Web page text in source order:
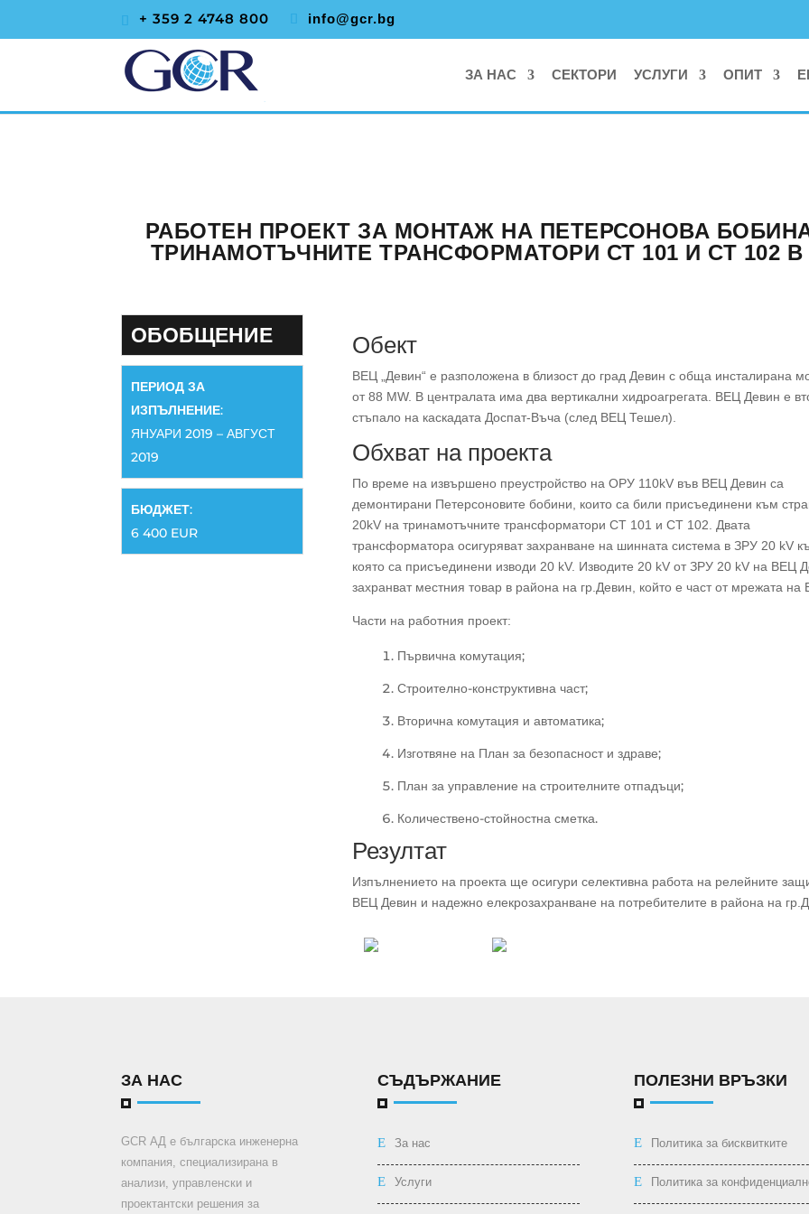
+ 359 2 4748 800 info@gcr.bg
ЗА НАС СЕКТОРИ УСЛУГИ ОПИТ
РАБОТЕН ПРОЕКТ ЗА МОНТАЖ НА ПЕТЕРСОНОВА
ТРИНАМОТЪЧНИТЕ ТРАНСФОРМАТОРИ СТ 101 И СТ 102
ОБОБЩЕНИЕ
ПЕРИОД ЗА
ИЗПЪЛНЕНИЕ:
ЯНУАРИ 2019 – АВГУСТ
2019
БЮДЖЕТ:
6 400 EUR
Обект
ВЕЦ „Девин“ е разположена в близост до град Девин с обща инсталирана
от 88 MW. В централата има два вертикални хидроагрегата. ВЕЦ Девин е
стъпало на каскадата Доспат-Въча (след ВЕЦ Тешел).
Обхват на проекта
По време на извършено преустройство на ОРУ 110kV във ВЕЦ Девин са
демонтирани Петерсоновите бобини, които са били присъединени към
20kV на тринамотъчните трансформатори СТ 101 и СТ 102. Двата
трансформатора осигуряват захранване на шинната система в ЗРУ 20 kV
която са присъединени изводи 20 kV. Изводите 20 kV от ЗРУ 20 kV на ВЕЦ
захранват местния товар в района на гр.Девин, който е част от мрежата на
Части на работния проект:
Първична комутация;
Строително-конструктивна част;
Вторична комутация и автоматика;
Изготвяне на План за безопасност и здраве;
План за управление на строителните отпадъци;
Количествено-стойностна сметка.
Резултат
Изпълнението на проекта ще осигури селективна работа на релейните
ВЕЦ Девин и надежно елекрозахранване на потребителите в района на
ЗА НАС
GCR АД е българска инженерна
компания, специализирана в
анализи, управленски и
проектантски решения за
СЪДЪРЖАНИЕ
За нас
Услуги
ПОЛЕЗНИ ВРЪЗКИ
Политика за бисквитките
Политика за